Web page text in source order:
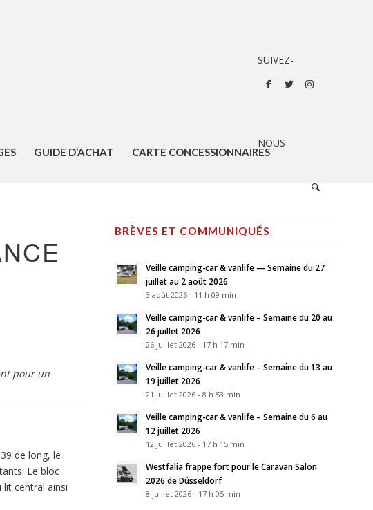
GUIDE D’ACHAT CARTE CONCESSIONNAIRES
pour un
de long, le
Le bloc
lit central ainsi
BRÈVES ET COMMUNIQUÉS
Veille camping-car & vanlife — Semaine du 27
juillet au 2 août 2026
3 août 2026 - 11 h 09 min
Veille camping-car & vanlife – Semaine du 20 au
26 juillet 2026
26 juillet 2026 - 17 h 17 min
Veille camping-car & vanlife – Semaine du 13 au
19 juillet 2026
21 juillet 2026 - 8 h 53 min
Veille camping-car & vanlife – Semaine du 6 au
12 juillet 2026
12 juillet 2026 - 17 h 15 min
Westfalia frappe fort pour le Caravan Salon
2026 de Düsseldorf
8 juillet 2026 - 17 h 05 min